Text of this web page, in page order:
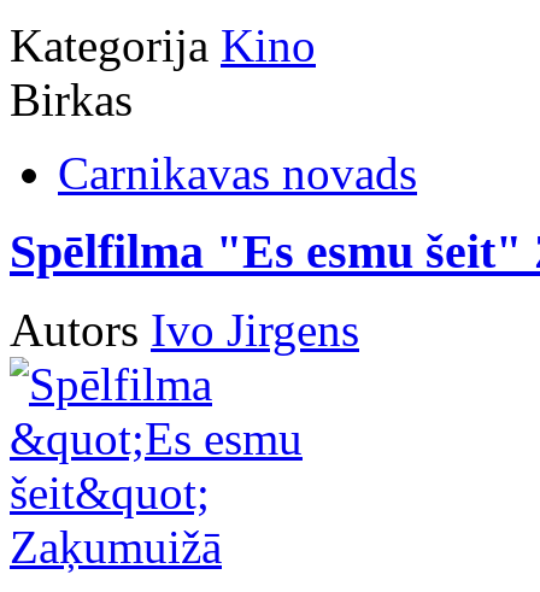
Kategorija Kino
Birkas
Carnikavas novads
Spēlfilma "Es esmu
Autors Ivo Jirgens